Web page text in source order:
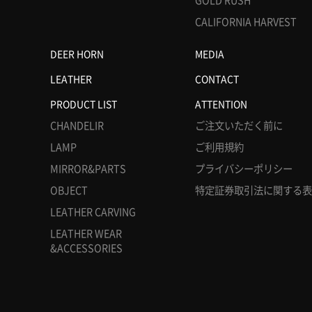
CALIFORNIA HARVEST
DEER HORN
MEDIA
LEATHER
CONTACT
PRODUCT LIST
CHANDELIR
LAMP
MIRROR&PARTS
OBJECT
LEATHER CARVING
LEATHER WEAR
&ACCESSORIES
ATTENTION
ご注文いただく前に
ご利用規約
プライバシーポリシー
特定証券取引法に関する